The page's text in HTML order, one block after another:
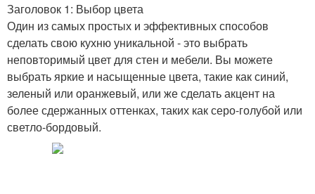
Заголовок 1: Выбор цвета
Один из самых простых и эффективных способов
сделать свою кухню уникальной - это выбрать
неповторимый цвет для стен и мебели. Вы можете
выбрать яркие и насыщенные цвета, такие как синий,
зеленый или оранжевый, или же сделать акцент на
более сдержанных оттенках, таких как серо-голубой или
светло-бордовый.